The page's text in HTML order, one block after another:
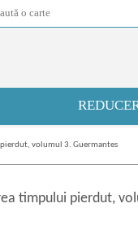
volumul 3. Guermantes
timpului pierdut,